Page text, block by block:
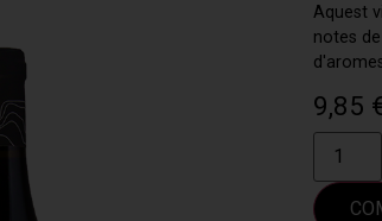
Aquest
notes
9,85